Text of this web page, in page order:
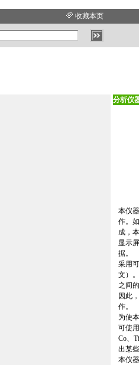
收藏本页
分析仪
本仪
作。
成，
显示
据。
采用
文）
之间
因此
作。
为使
可使
Co、Ti
出某
本仪